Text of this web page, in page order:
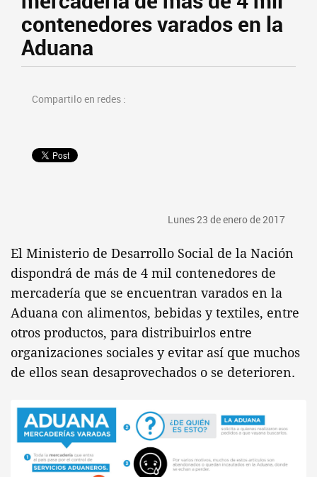
contenedores varados en la
Aduana
Compartilo en redes :
Lunes 23 de enero de 2017
El Ministerio de Desarrollo Social de la Nación
dispondrá de más de 4 mil contenedores de
mercadería que se encuentran varados en la
Aduana con alimentos, bebidas y textiles, entre
otros productos, para distribuirlos entre
organizaciones sociales y evitar así que muchos
de ellos sean desaprovechados o se deterioren.